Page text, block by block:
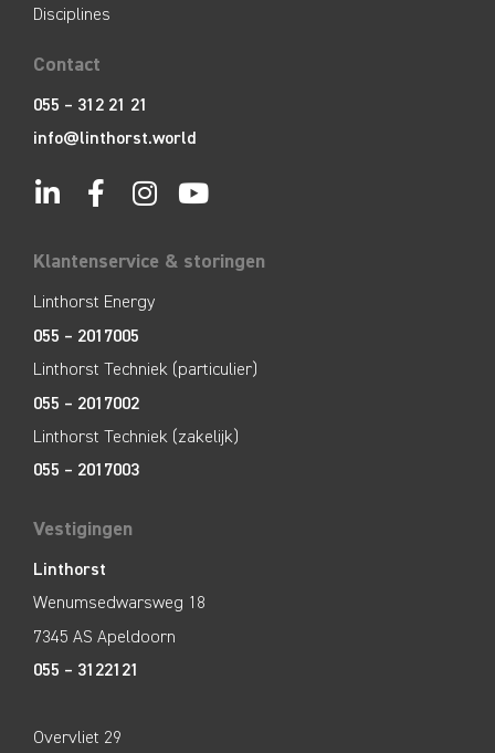
Disciplines
Contact
055 – 312 21 21
info@linthorst.world
Klantenservice & storingen
Linthorst Energy
055 – 2017005
Linthorst Techniek (particulier)
055 – 2017002
Linthorst Techniek (zakelijk)
055 – 2017003
Vestigingen
Linthorst
Wenumsedwarsweg 18
7345 AS Apeldoorn
055 – 3122121
Overvliet 29